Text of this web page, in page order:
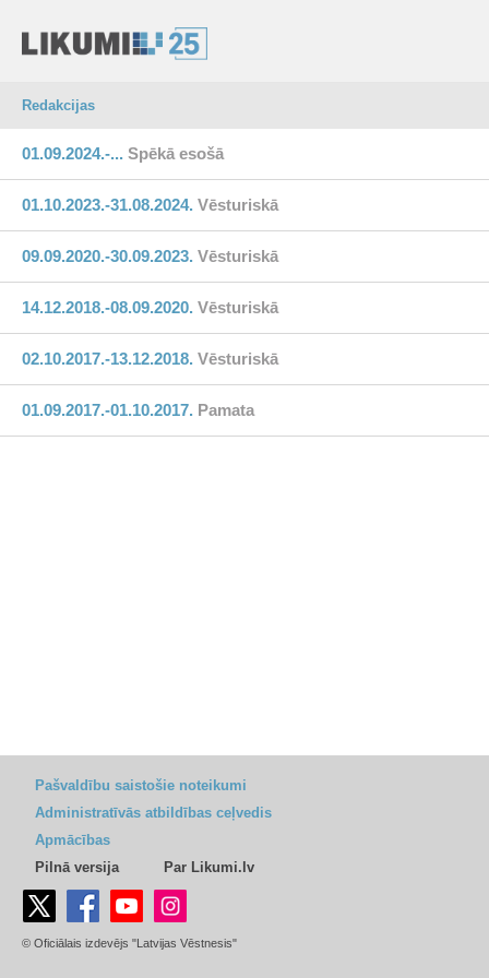
Redakcijas
01.09.2024.-... Spēkā esošā
01.10.2023.-31.08.2024. Vēsturiskā
09.09.2020.-30.09.2023. Vēsturiskā
14.12.2018.-08.09.2020. Vēsturiskā
02.10.2017.-13.12.2018. Vēsturiskā
01.09.2017.-01.10.2017. Pamata
Pašvaldību saistošie noteikumi
Administratīvās atbildības ceļvedis
Apmācības
Pilnā versija
Par Likumi.lv
© Oficiālais izdevējs "Latvijas Vēstnesis"